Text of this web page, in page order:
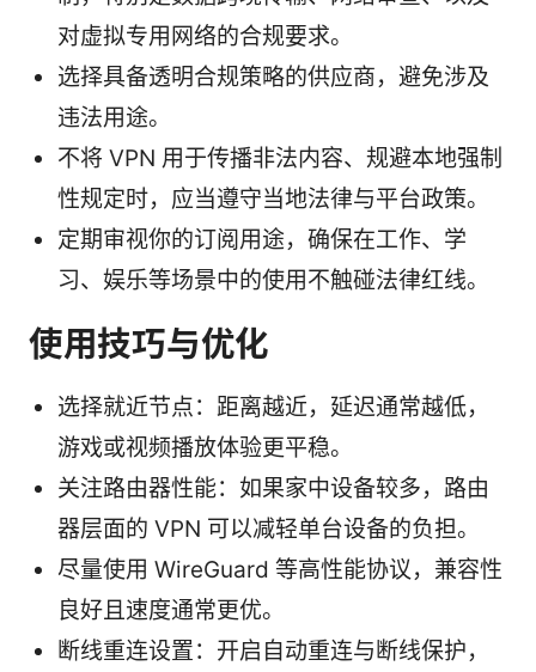
对虚拟专用网络的合规要求。
选择具备透明合规策略的供应商，避免涉及
违法用途。
不将 VPN 用于传播非法内容、规避本地强制
性规定时，应当遵守当地法律与平台政策。
定期审视你的订阅用途，确保在工作、学
习、娱乐等场景中的使用不触碰法律红线。
使用技巧与优化
选择就近节点：距离越近，延迟通常越低，
游戏或视频播放体验更平稳。
关注路由器性能：如果家中设备较多，路由
器层面的 VPN 可以减轻单台设备的负担。
尽量使用 WireGuard 等高性能协议，兼容性
良好且速度通常更优。
断线重连设置：开启自动重连与断线保护，